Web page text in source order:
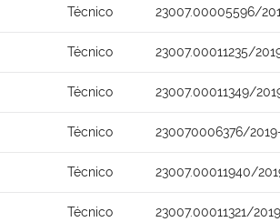
Técnico 23007.00005596/
Técnico 23007.00011235/
Técnico 23007.00011349/
Técnico 230070006376/
Técnico 23007.00011940/
Técnico 23007.00011321/